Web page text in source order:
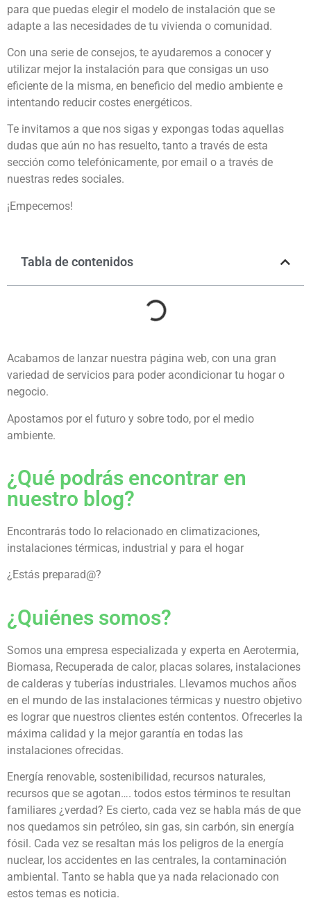
para que puedas elegir el modelo de instalación que se
adapte a las necesidades de tu vivienda o comunidad.
Con una serie de consejos, te ayudaremos a conocer y
utilizar mejor la instalación para que consigas un uso
eficiente de la misma, en beneficio del medio ambiente e
intentando reducir costes energéticos.
Te invitamos a que nos sigas y expongas todas aquellas
dudas que aún no has resuelto, tanto a través de esta
sección como telefónicamente, por email o a través de
nuestras redes sociales.
¡Empecemos!
Tabla de contenidos
Acabamos de lanzar nuestra página web, con una gran
variedad de servicios para poder acondicionar tu hogar o
negocio.
Apostamos por el futuro y sobre todo, por el medio
ambiente.
¿Qué podrás encontrar en
nuestro blog?
Encontrarás todo lo relacionado en climatizaciones,
instalaciones térmicas, industrial y para el hogar
¿Estás preparad@?
¿Quiénes somos?
Somos una empresa especializada y experta en Aerotermia,
Biomasa, Recuperada de calor, placas solares, instalaciones
de calderas y tuberías industriales. Llevamos muchos años
en el mundo de las instalaciones térmicas y nuestro objetivo
es lograr que nuestros clientes estén contentos. Ofrecerles la
máxima calidad y la mejor garantía en todas las
instalaciones ofrecidas.
Energía renovable, sostenibilidad, recursos naturales,
recursos que se agotan…. todos estos términos te resultan
familiares ¿verdad? Es cierto, cada vez se habla más de que
nos quedamos sin petróleo, sin gas, sin carbón, sin energía
fósil. Cada vez se resaltan más los peligros de la energía
nuclear, los accidentes en las centrales, la contaminación
ambiental. Tanto se habla que ya nada relacionado con
estos temas es noticia.